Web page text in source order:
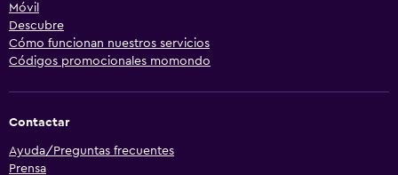
Móvil
Descubre
Cómo funcionan nuestros servicios
Códigos promocionales momondo
Contactar
Ayuda/Preguntas frecuentes
Prensa